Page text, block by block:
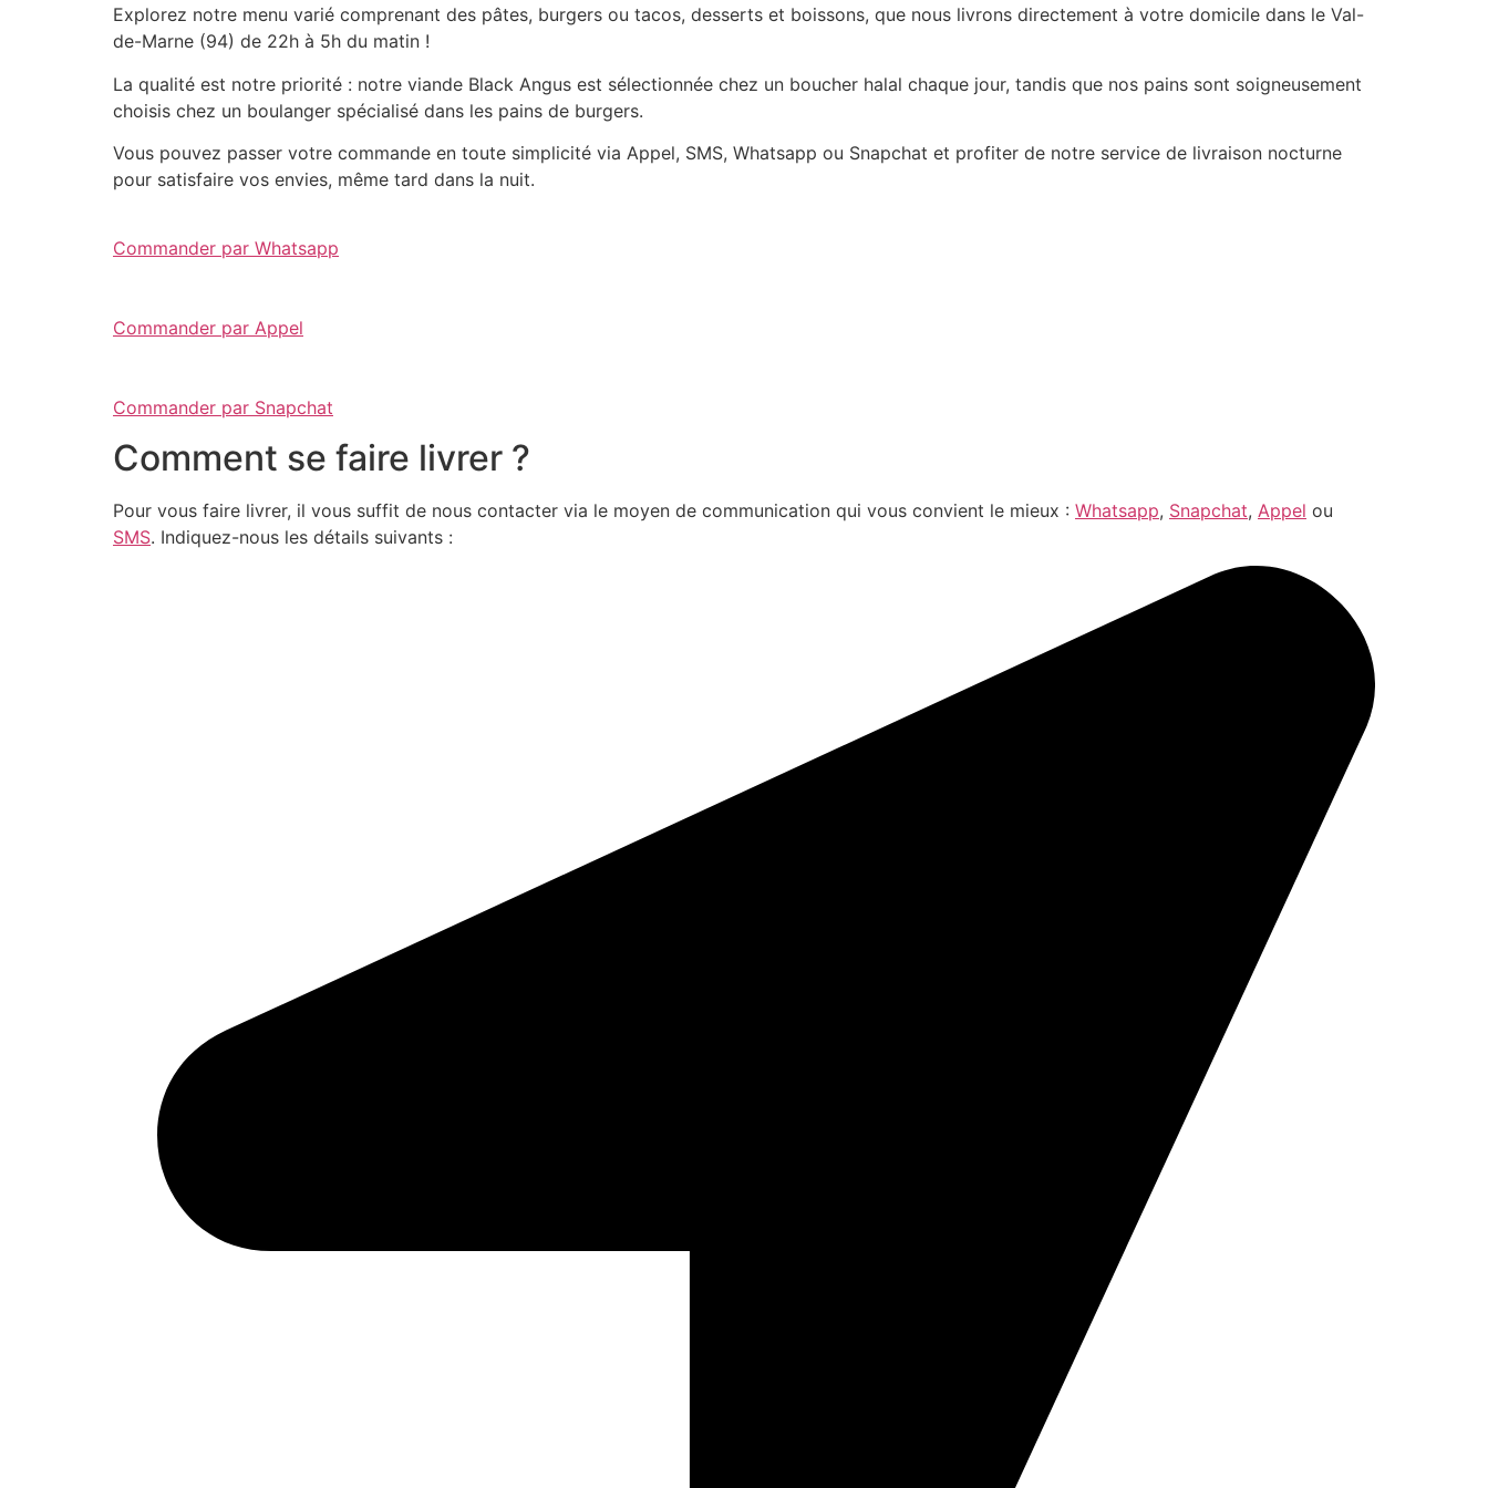
Explorez notre menu varié comprenant des pâtes, burgers ou tacos, desserts et boissons, que nous livrons directement à votre domicile dans le Val-
de-Marne (94) de 22h à 5h du matin !
La qualité est notre priorité : notre viande Black Angus est sélectionnée chez un boucher halal chaque jour, tandis que nos pains sont soigneusement
choisis chez un boulanger spécialisé dans les pains de burgers.
Vous pouvez passer votre commande en toute simplicité via Appel, SMS, Whatsapp ou Snapchat et profiter de notre service de livraison nocturne
pour satisfaire vos envies, même tard dans la nuit.
Commander par Whatsapp
Commander par Appel
Commander par Snapchat
Comment se faire livrer ?
Pour vous faire livrer, il vous suffit de nous contacter via le moyen de communication qui vous convient le mieux : Whatsapp, Snapchat, Appel ou
SMS. Indiquez-nous les détails suivants :